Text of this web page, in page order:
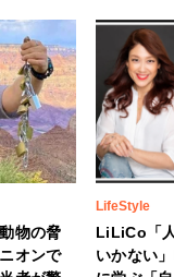
物の脅
オンで
LifeStyle
LiLiCo「
いかない